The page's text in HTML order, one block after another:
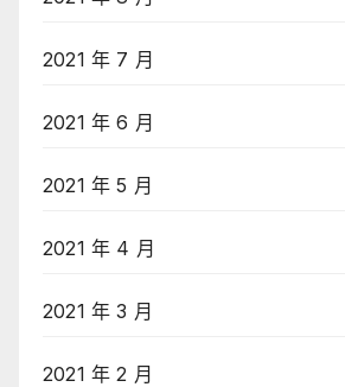
2021 年 7 月
2021 年 6 月
2021 年 5 月
2021 年 4 月
2021 年 3 月
2021 年 2 月